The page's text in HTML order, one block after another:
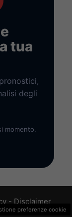
tua
degli
momento.
- Disclaimer
preferenze cookie